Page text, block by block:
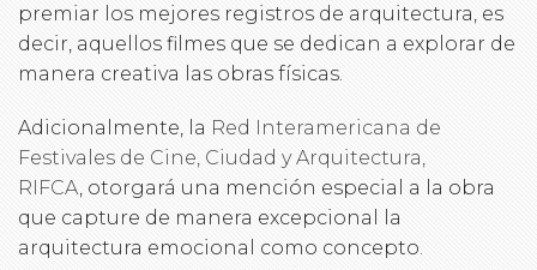
premiar los mejores registros de arquitectura, es
decir, aquellos filmes que se dedican a explorar de
manera creativa las obras físicas.
Adicionalmente, la Red Interamericana de
Festivales de Cine, Ciudad y Arquitectura,
RIFCA , otorgará una mención especial a la obra
que capture de manera excepcional la
arquitectura emocional como concepto.